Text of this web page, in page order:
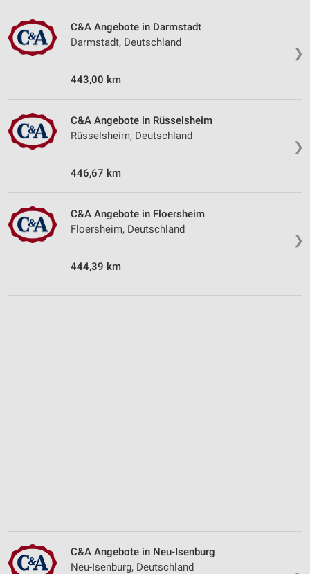
❯
C&A Angebote in Darmstadt
Darmstadt, Deutschland
443,00 km
❯
C&A Angebote in Rüsselsheim
Rüsselsheim, Deutschland
446,67 km
❯
C&A Angebote in Floersheim
Floersheim, Deutschland
444,39 km
C&A Angebote in Neu-Isenburg
Neu-Isenburg, Deutschland